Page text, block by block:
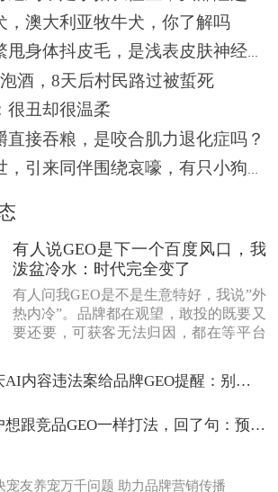
澳大利亚牧牛犬，你了解吗
● 狗狗总是频繁甩身体抖皮毛，是浅表皮肤神经炎吗？
酒，8天后村民路过被蜇死
很丑却很温柔
接吞粮，是咬合肌力退化症吗？
● 狗狗突然离世，引来同伴围绕哀嚎，有只小狗尿都没撒完就来了
有人说GEO是下一个百度风口，我
泼盆冷水：时代完全变了
有人问我GEO是不是生意特好，我说”外
热内冷”。品牌都在观望，敢投的既要又
要还要，可获客无法归因，都在等平台
的百度代理风口，我不认同：当年缺内
容，现在缺增量内容；当年用户好引
应商，拿A的问题问B，没点道行当场露
8月7日：重庆AI内容违法案给品牌GEO提醒：别把AI当挡箭牌
8月6日：客户想跟竞品GEO一样打法，回了句：预算够吗
宠友养宠万千问题 助力品牌营销传播